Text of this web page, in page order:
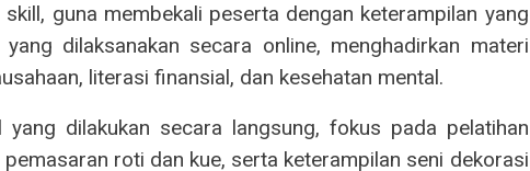
guna membekali peserta dengan keterampilan yang
dilaksanakan secara online, menghadirkan materi
literasi finansial, dan kesehatan mental.
dilakukan secara langsung, fokus pada pelatihan
roti dan kue, serta keterampilan seni dekorasi